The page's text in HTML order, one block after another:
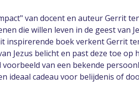
van docent en auteur Gerrit
die willen leven in de geest van
inspirerende boek verkent Gerrit
Jezus belicht en past deze toe
voorbeeld van een bekende
ideaal cadeau voor belijdenis of